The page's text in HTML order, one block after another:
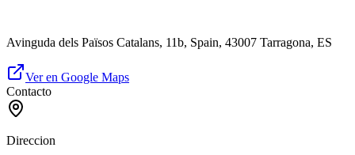
Avinguda dels Països Catalans, 11b, Spain, 43007 Tarragona, ES
Ver en Google Maps
Contacto
Direccion